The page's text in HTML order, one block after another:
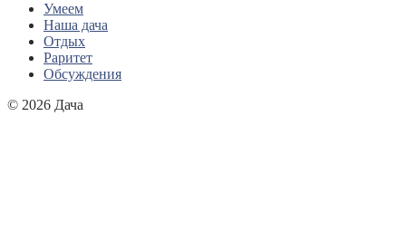
Умеем
Наша дача
Отдых
Раритет
Обсуждения
© 2026 Дача